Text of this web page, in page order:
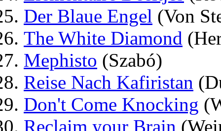
Der Blaue Engel (Von
The White Diamond
Mephisto (Szabó)
Reise Nach Kafiristan
Don't Come Knocking
Reclaim your Brain